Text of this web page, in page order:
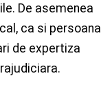
De asemenea
ca si persoana
de expertiza